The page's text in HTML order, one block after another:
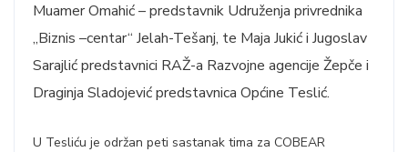
Muamer Omahić – predstavnik Udruženja privrednika
„Biznis –centar“ Jelah-Tešanj, te Maja Jukić i Jugoslav
Sarajlić predstavnici RAŽ-a Razvojne agencije Žepče i
Draginja Sladojević predstavnica Općine Teslić.
U Tesliću je održan peti sastanak tima za COBEAR